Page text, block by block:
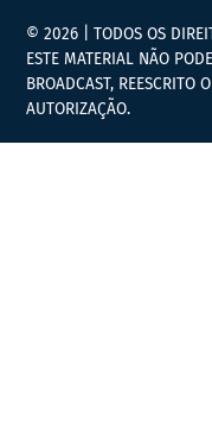
© 2026 | TODOS OS
ESTE MATERIAL NÃO
BROADCAST, REESCRITO
AUTORIZAÇÃO.